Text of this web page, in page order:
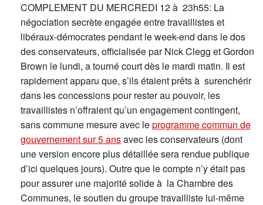
COMPLEMENT DU MERCREDI 12 à 23h55: La
négociation secrète engagée entre travaillistes et
libéraux-démocrates pendant le week-end dans le dos
des conservateurs, officialisée par Nick Clegg et Gordon
Brown le lundi, a tourné court dès le mardi matin. Il est
rapidement apparu que, s’ils étaient prêts à surenchérir
dans les concessions pour rester au pouvoir, les
travaillistes n’offraient qu’un engagement contingent,
sans commune mesure avec leprogramme commun de
gouvernement sur 5 ansavec les conservateurs (dont
une version encore plus détaillée sera rendue publique
d’ici quelques jours). Outre que le compte n’y était pas
pour assurer une majorité solide à la Chambre des
Communes, le soutien du groupe travailliste lui-même